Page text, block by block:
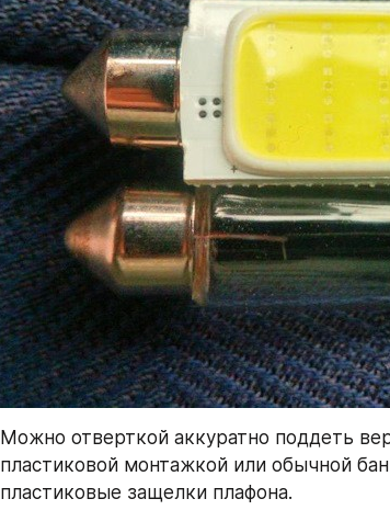
Можно отверткой аккуратно поддеть
пластиковой монтажкой или обычной
пластиковые защелки плафона.